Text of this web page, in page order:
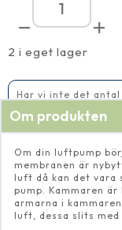
2 i eget lager
med
membran
Super
1680
Har vi inte det
Om produkten
Om din luftpump
membranen är
luft då kan det vara
pump. Kammaren
armarna i
luft, dessa slits med